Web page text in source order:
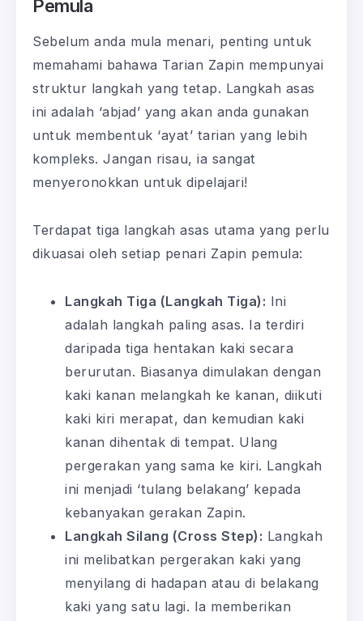
Pemula
Sebelum anda mula menari, penting untuk
memahami bahawa Tarian Zapin mempunyai
struktur langkah yang tetap. Langkah asas
ini adalah ‘abjad’ yang akan anda gunakan
untuk membentuk ‘ayat’ tarian yang lebih
kompleks. Jangan risau, ia sangat
menyeronokkan untuk dipelajari!
Terdapat tiga langkah asas utama yang perlu
dikuasai oleh setiap penari Zapin pemula:
Langkah Tiga (Langkah Tiga): Ini
adalah langkah paling asas. Ia terdiri
daripada tiga hentakan kaki secara
berurutan. Biasanya dimulakan dengan
kaki kanan melangkah ke kanan, diikuti
kaki kiri merapat, dan kemudian kaki
kanan dihentak di tempat. Ulang
pergerakan yang sama ke kiri. Langkah
ini menjadi ‘tulang belakang’ kepada
kebanyakan gerakan Zapin.
Langkah Silang (Cross Step): Langkah
ini melibatkan pergerakan kaki yang
menyilang di hadapan atau di belakang
kaki yang satu lagi. Ia memberikan